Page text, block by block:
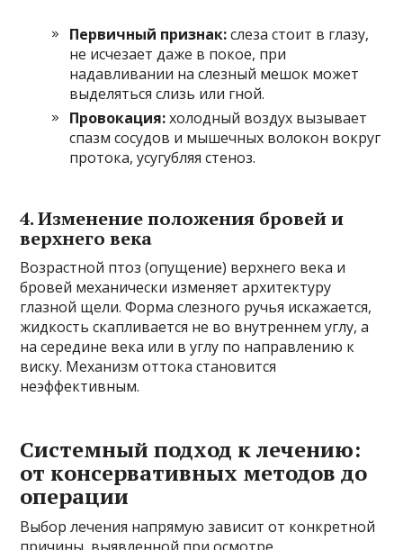
Первичный признак:слеза стоит в глазу,
не исчезает даже в покое, при
надавливании на слезный мешок может
выделяться слизь или гной.
Провокация:холодный воздух вызывает
спазм сосудов и мышечных волокон вокруг
протока, усугубляя стеноз.
4. Изменение положения бровей и
верхнего века
Возрастной птоз (опущение) верхнего века и
бровей механически изменяет архитектуру
глазной щели. Форма слезного ручья искажается,
жидкость скапливается не во внутреннем углу, а
на середине века или в углу по направлению к
виску. Механизм оттока становится
неэффективным.
Системный подход к лечению:
от консервативных методов до
операции
Выбор лечения напрямую зависит от конкретной